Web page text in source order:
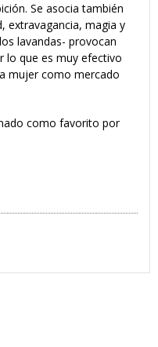
Se asocia también
extravagancia, magia y
lavandas- provocan
lo que es muy efectivo
mujer como mercado
como favorito por
morado